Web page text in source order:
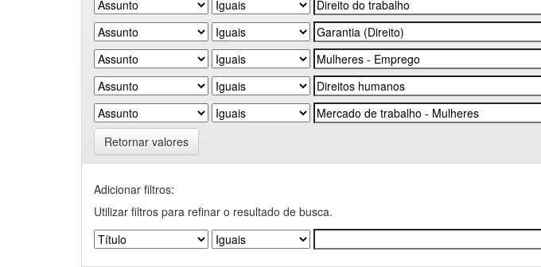
Retornar valores
Adicionar filtros:
Utilizar filtros para refinar o resultado de busca.